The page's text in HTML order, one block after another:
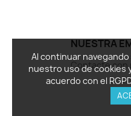
NUESTRA
Contacte con
Al continuar
nuestro uso de cookies
acuerdo con el